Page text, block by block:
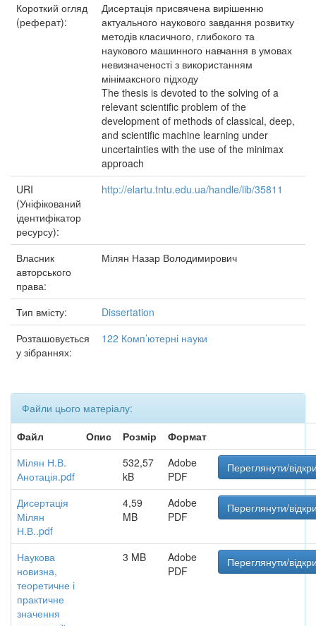
Короткий огляд
(реферат):
Дисертація присвячена вирішенню
актуального наукового завдання розвитку
методів класичного, глибокого та
наукового машинного навчання в умовах
невизначеності з використанням
мінімаксного підходу
The thesis is devoted to the solving of a
relevant scientific problem of the
development of methods of classical, deep,
and scientific machine learning under
uncertainties with the use of the minimax
approach
URI
(Уніфікований
ідентифікатор
ресурсу):
http://elartu.tntu.edu.ua/handle/lib/35811
Власник
авторського
права:
Мілян Назар Володимирович
Тип вмісту:
Dissertation
Розташовується
у зібраннях:
122 Комп’ютерні науки
Файли цього матеріалу:
Файл
Опис Розмір
Формат
Мілян Н.В.
Анотація.pdf
532,57
kB
Adobe
PDF
Переглянути/
Дисертація
Мілян
Н.В..pdf
4,59
MB
Adobe
PDF
Переглянути/
Наукова
новизна,
теоретичне і
практичне
значення
3 MB
Adobe
PDF
Переглянути/